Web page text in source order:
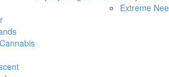
Extreme